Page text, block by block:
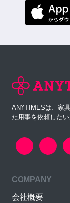
ANYTIMESは、家
た用事を依頼した
COMPANY
会社概要